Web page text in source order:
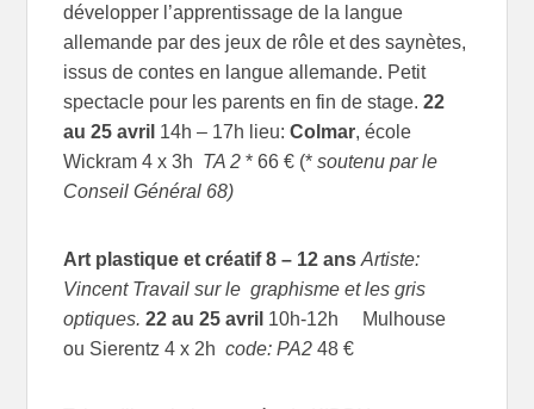
développer l’apprentissage de la langue
allemande par des jeux de rôle et des saynètes,
issus de contes en langue allemande. Petit
spectacle pour les parents en fin de stage.22
au 25 avril 14h – 17h lieu: Colmar, école
Wickram 4 x 3h TA 2 * 66 € (*soutenu par le
Conseil Général 68)
Art plastique et créatif8 – 12 ansArtiste:
Vincent Travail sur le graphisme et les gris
optiques. 22 au 25 avril 10h-12h Mulhouse
ou Sierentz 4 x 2hcode: PA2 48 €